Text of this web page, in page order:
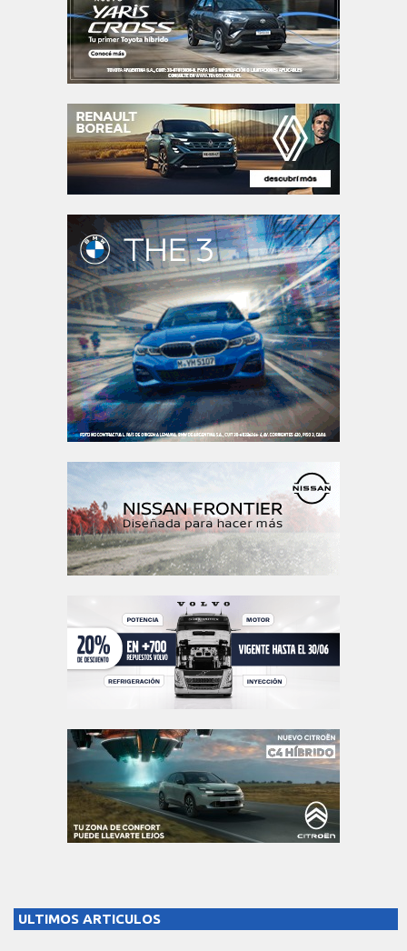
ULTIMOS ARTICULOS